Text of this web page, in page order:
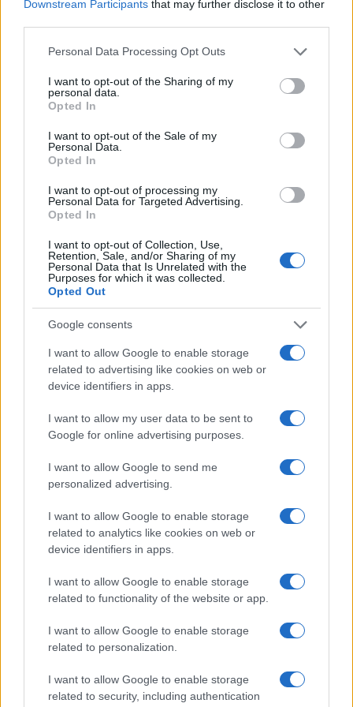
Downstream Participants that may further disclose it to other
Please note that this website/app uses one or more Google
not limited to your visit or usage behaviour. You may click to
grant or deny consent to Google and its third-party tags to
use your data for below specified purposes in below Google
consent section.
Personal Data Processing Opt Outs
I want to opt-out of the Sharing of my
personal data.
Opted In
I want to opt-out of the Sale of my
Personal Data.
Opted In
I want to opt-out of processing my
Personal Data for Targeted Advertising.
Opted In
I want to opt-out of Collection, Use,
Retention, Sale, and/or Sharing of my
Personal Data that Is Unrelated with the
Purposes for which it was collected.
Opted Out
Google consents
I want to allow Google to enable storage
related to advertising like cookies on web or
device identifiers in apps.
I want to allow my user data to be sent to
Google for online advertising purposes.
I want to allow Google to send me
personalized advertising.
I want to allow Google to enable storage
related to analytics like cookies on web or
device identifiers in apps.
I want to allow Google to enable storage
related to functionality of the website or app.
I want to allow Google to enable storage
related to personalization.
I want to allow Google to enable storage
related to security, including authentication
A "szerzés" számos esetben egy kapcsolatháló építését,
illetve a már meglévő megszilárdítását szolgálta. Az a tény,
hogy a javak lopottak voltak, csak emelte értéküket. A
tárgyak értékéhez hozzáadódott a megszerzés nehézsége,
"Ha van pincéje valakinek, és bővíteni szerette volna, csak
szólt a vájár ismerősének, az meg 'hozott' magával síneket,
ácsolt fából mennyezetet tartó oszlopot, és pár hét alatt
olyan pincét hoztak össze, hogy csak na! Az első ott
kiforrott borból persze jó sokat kapott is." - mesélte el egy
idős bányász.
A közösségi, vállalati tulajdon tiszteletének ilyen mértékű
hiánya ellenére a kolóniákra egyáltalán nem volt jellemző a
magántulajdon megsértése. A válaszadók 89%-a szerint a
kolóniák ebben a tekintetben egészen az 1980-as évekig
biztonságosak voltak, "nem lopott senki, esetleg a
gyerekek gyümölcsöt vagy májusban orgonát".
A munkahelyek megszűnésével ez megváltozott. A szinte
teljes egészében munka nélkül maradt szakképzetlenek,
segédmunkások - a kolónialakók megfogalmazásában a
"cigányok" - egyre inkább elkezdték dézsmálni a kolónia
ember elejt egy húszast, már koppanni se hallja, mert még
reptében ellopja valaki", s ami nincs "lebetonozva vagy
odahegesztve, annak már lőttek" - tartja a többségi
vélemény.